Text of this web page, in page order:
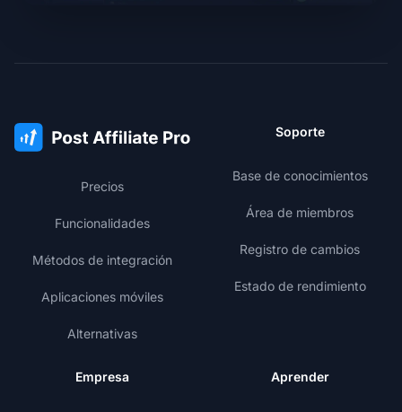
Precios
Funcionalidades
Métodos de integración
Aplicaciones móviles
Alternativas
Soporte
Base de conocimientos
Área de miembros
Registro de cambios
Estado de rendimiento
Empresa Aprender